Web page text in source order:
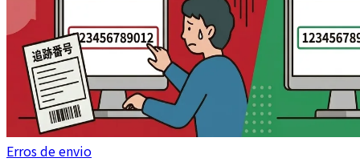
Erros de envio